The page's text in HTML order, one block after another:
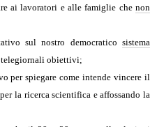
ai lavoratori e alle famiglie chenon
sul nostro democratico sistema
telegiornali obiettivi;
per spiegare come intende vincere il
la ricerca scientifica e affossando la